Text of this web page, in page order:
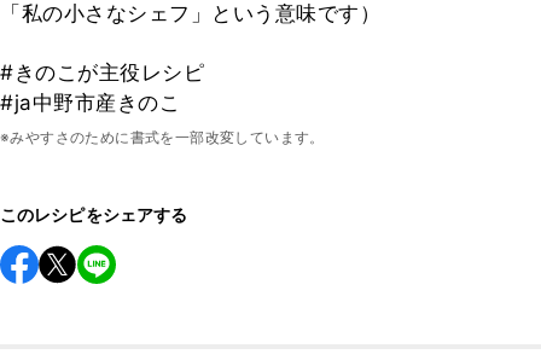
「私の小さなシェフ」という意味です）
#きのこが主役レシピ
#ja中野市産きのこ
※みやすさのために書式を一部改変しています。
このレシピをシェアする